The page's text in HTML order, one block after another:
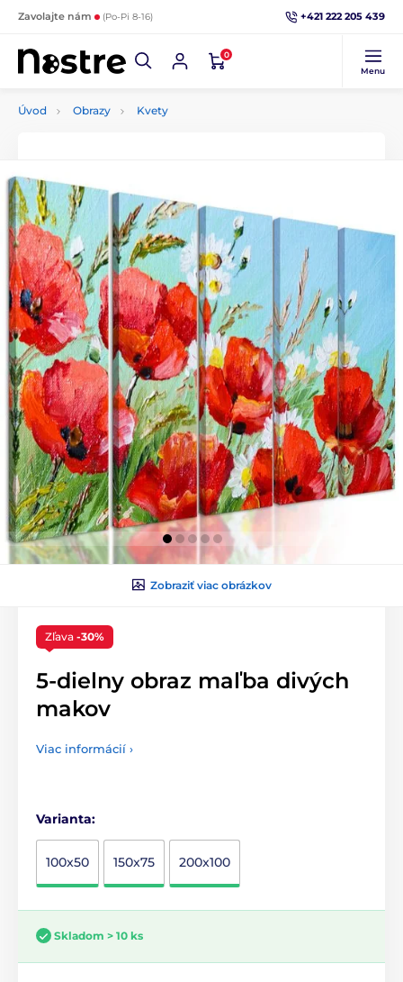
Zavolajte nám (Po-Pi 8-16) +421 222 205 439
0
Menu
Úvod Obrazy Kvety
Zobraziť viac obrázkov
Zľava -30%
5-dielny obraz maľba divých
makov
Viac informácií ›
Varianta:
100x50 150x75 200x100
Skladom > 10 ks